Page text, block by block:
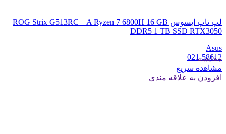
لپ تاپ ایسوس ROG Strix G513RC – A Ryzen 7 6800H 16 GB
DDR5 1 TB SSD RTX3050
Asus
021-58612
مقایسه
مشاهده سریع
افزودن به علاقه مندی